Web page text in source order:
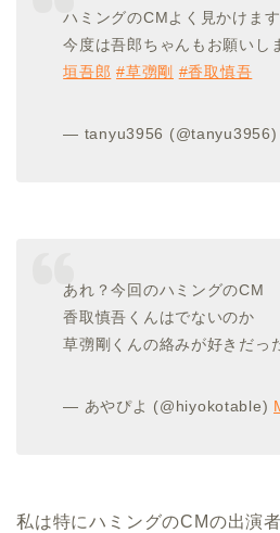
ハミングのCMよく見かけま
今度は吾郎ちゃんもお願いし
垣吾郎 #草彅剛 #香取慎吾
— tanyu3956
あれ？今回のハミングのCM
香取慎吾くんはでないのか
草彅剛くんの絡みが好きだっ
— あやぴよ (@hiyokotable)
私は特にハミングのCMの出演